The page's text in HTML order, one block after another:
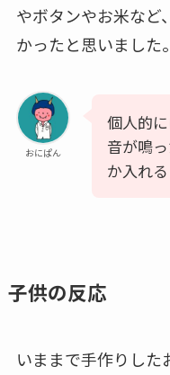
やボタンやお米など
かったと思いました。
おにぱん
個人的
音が鳴
か入れ
子供の反応
いままで手作りした